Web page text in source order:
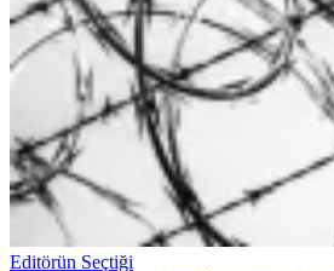
Editörün Seçtiği